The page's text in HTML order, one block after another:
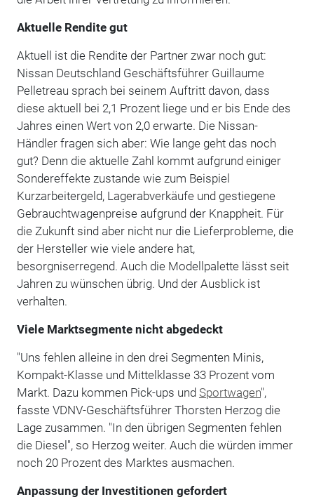
Aktuelle Rendite gut
Aktuell ist die Rendite der Partner zwar noch gut:
Nissan Deutschland Geschäftsführer Guillaume
Pelletreau sprach bei seinem Auftritt davon, dass
diese aktuell bei 2,1 Prozent liege und er bis Ende des
Jahres einen Wert von 2,0 erwarte. Die Nissan-
Händler fragen sich aber: Wie lange geht das noch
gut? Denn die aktuelle Zahl kommt aufgrund einiger
Sondereffekte zustande wie zum Beispiel
Kurzarbeitergeld, Lagerabverkäufe und gestiegene
Gebrauchtwagenpreise aufgrund der Knappheit. Für
die Zukunft sind aber nicht nur die Lieferprobleme, die
der Hersteller wie viele andere hat,
besorgniserregend. Auch die Modellpalette lässt seit
Jahren zu wünschen übrig. Und der Ausblick ist
verhalten.
Viele Marktsegmente nicht abgedeckt
"Uns fehlen alleine in den drei Segmenten Minis,
Kompakt-Klasse und Mittelklasse 33 Prozent vom
Markt. Dazu kommen Pick-ups und Sportwagen",
fasste VDNV-Geschäftsführer Thorsten Herzog die
Lage zusammen. "In den übrigen Segmenten fehlen
die Diesel", so Herzog weiter. Auch die würden immer
noch 20 Prozent des Marktes ausmachen.
Anpassung der Investitionen gefordert